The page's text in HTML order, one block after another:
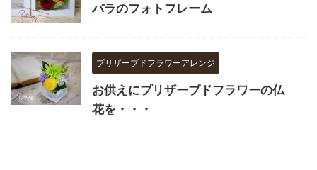
バラのフォトフレーム
プリザーブドフラワーアレンジ
お供えにプリザーブドフラワーの仏
花を・・・